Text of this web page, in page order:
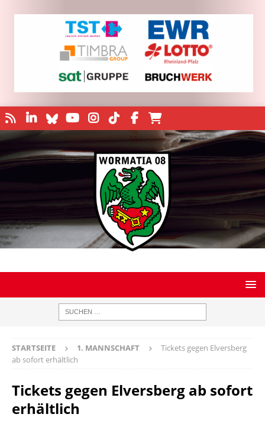
STARTSEITE 1. MANNSCHAFT
Tickets gegen Elversberg
ab sofort erhältlich
Tickets gegen Elversberg ab sofort
erhältlich